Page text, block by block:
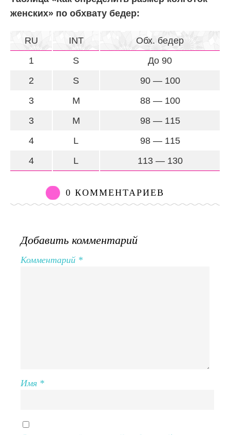
женских» по обхвату бедер:
RU INT
Обх. бедер
1
S
До 90
2
S
90 — 100
3
M
88 — 100
3
M
98 — 115
4
L
98 — 115
4
L 113 — 130
0 КОММЕНТАРИЕВ
Добавить комментарий
Комментарий *
Имя *